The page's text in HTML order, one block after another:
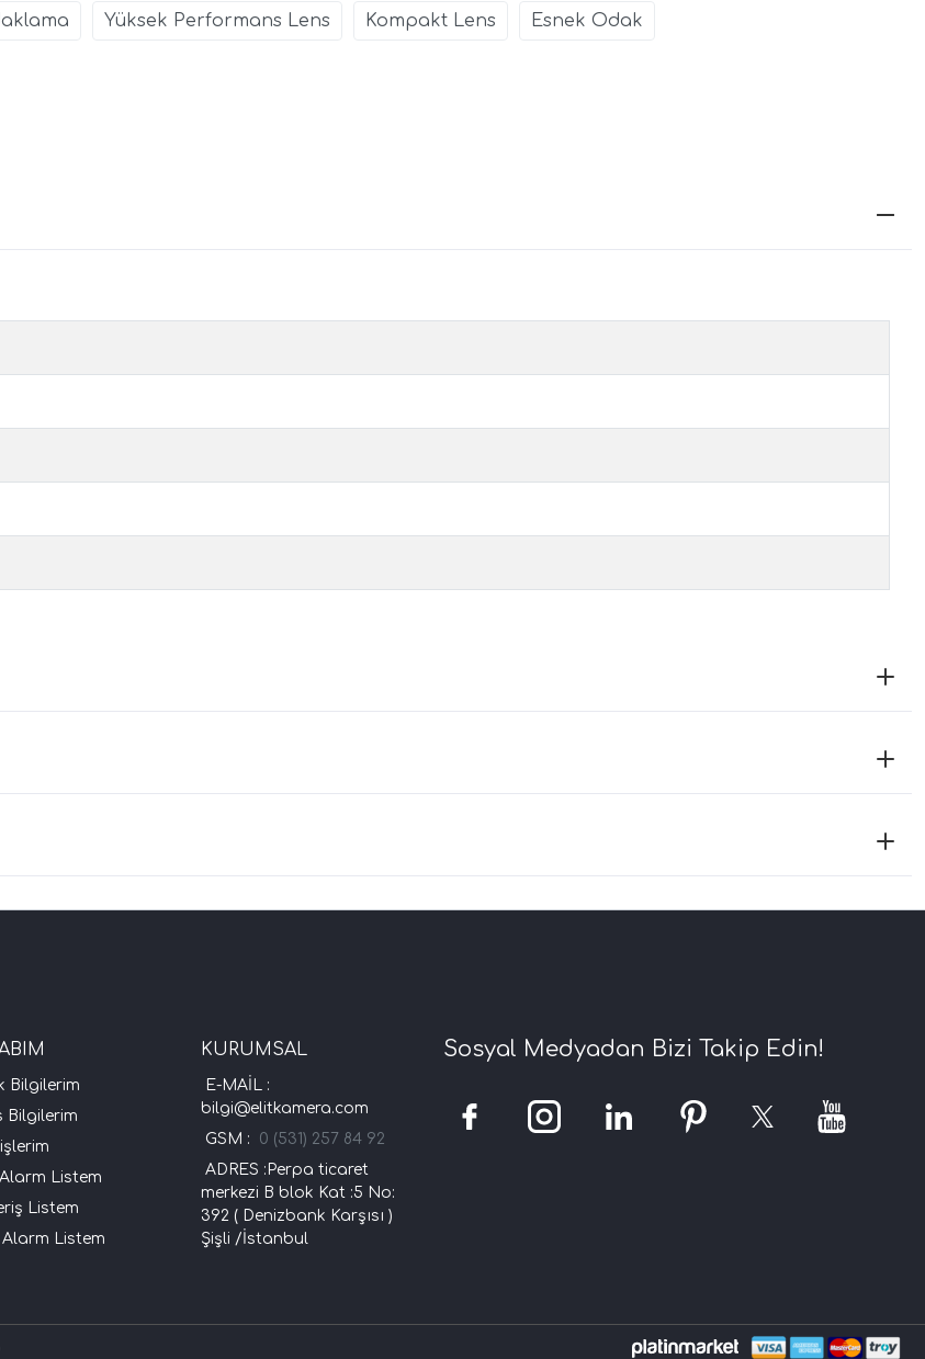
Yüksek Performans Lens Kompakt Lens Esnek Odak
Bilgilerim
Bilgilerim
Listem
Listem
Listem
KURUMSAL
E-MAİL :
bilgi@elitkamera.com
GSM : 0 (531) 257 84 92
ADRES :Perpa ticaret
merkezi B blok Kat :5 No:
392 ( Denizbank Karşısı )
Şişli /İstanbul
Sosyal Medyadan Bizi Takip Edin!